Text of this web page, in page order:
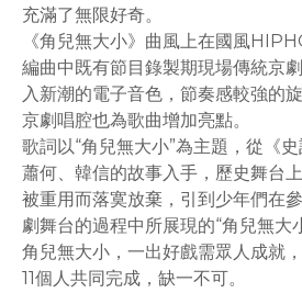
充滿了無限好奇。
《角兒無大小》曲風上在國風
編曲中既有節目錄製期現場傳統京
入新潮的電子音色，節奏感較強的
京劇唱腔也為歌曲增加亮點。
歌詞以“角兒無大小”為主題，從《史
蕭何、韓信的故事入手，歷史舞台
被重用而落寞放棄，引到少年們在
劇舞台的過程中所展現的“角兒無大
角兒無大小，一出好戲需眾人成就
11個人共同完成，缺一不可。